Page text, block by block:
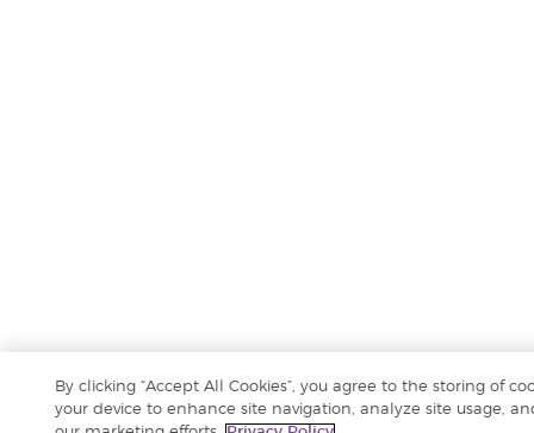
By clicking “Accept All Cookies”, you agree to the storing of
your device to enhance site navigation, analyze site usage,